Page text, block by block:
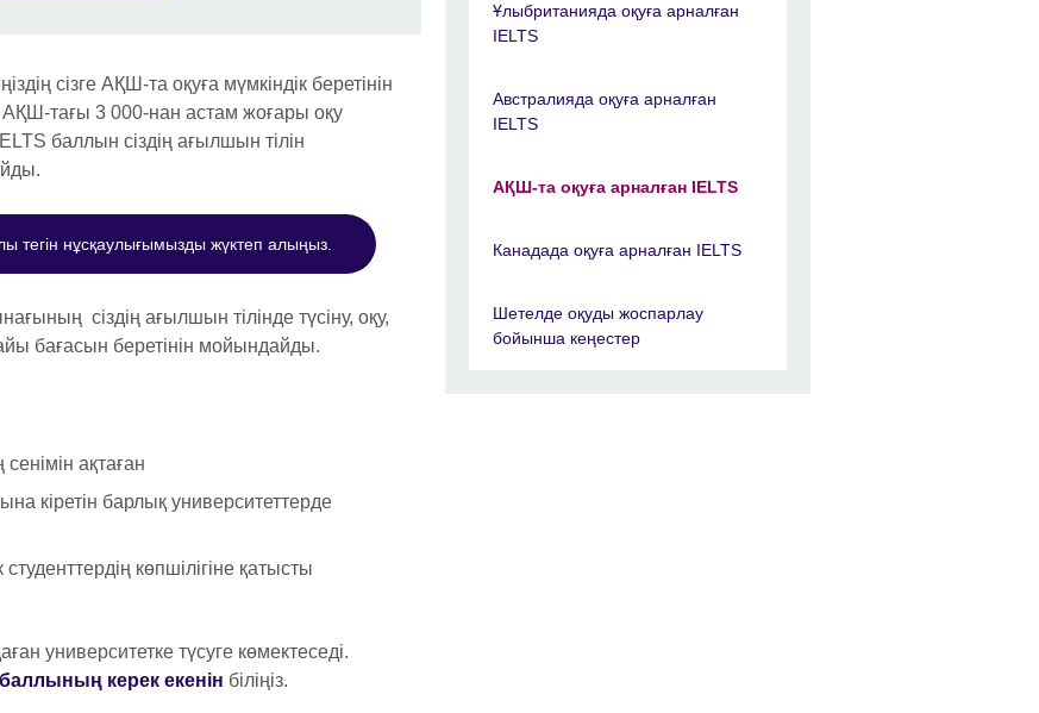
сізге АҚШ-та оқуға мүмкіндік беретінін
АҚШ-тағы 3 000-нан астам жоғары оқу
баллын сіздің ағылшын тілін
тегін нұсқаулығымызды жүктеп алыңыз.
сіздің ағылшын тілінде түсіну, оқу,
бағасын беретінін мойындайды.
ақтаған
кіретін барлық университеттерде
көпшілігіне қатысты
университетке түсуге көмектеседі.
баллының керек екенін біліңіз.
Ұлыбританияда оқуға арналған
IELTS
Австралияда оқуға арналған
IELTS
АҚШ-та оқуға арналған IELTS
Канадада оқуға арналған IELTS
Шетелде оқуды жоспарлау
бойынша кеңестер